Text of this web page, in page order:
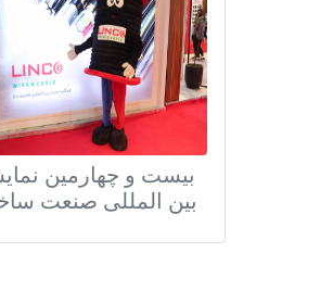
بیست و چهارمین
بین المللی صنعت